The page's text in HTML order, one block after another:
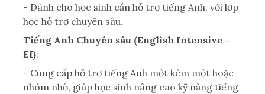
- Dành cho học sinh cần hỗ trợ tiếng Anh, với lớp
học hỗ trợ chuyên sâu.
Tiếng Anh Chuyên sâu (English Intensive -
EI):
- Cung cấp hỗ trợ tiếng Anh một kèm một hoặc
nhóm nhỏ, giúp học sinh nâng cao kỹ năng tiếng